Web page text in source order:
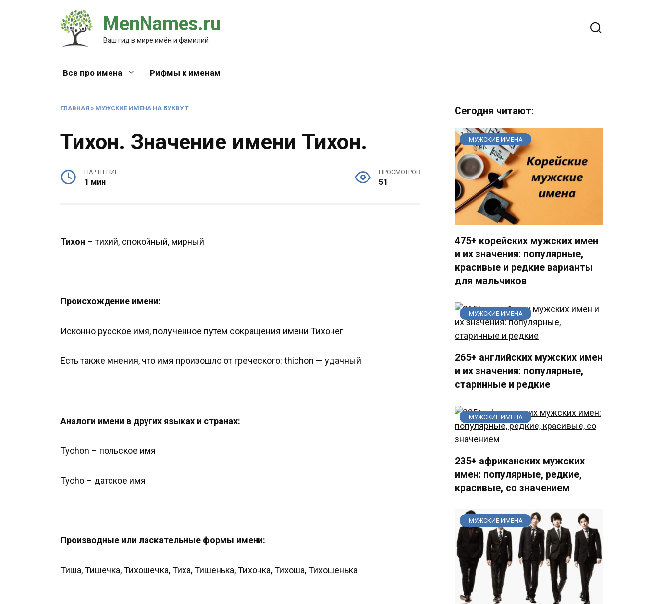
MenNames.ru
Ваш гид в мире имён и фамилий
Все про имена Рифмы к именам
ГЛАВНАЯ » МУЖСКИЕ ИМЕНА НА БУКВУ Т
Тихон. Значение имени Тихон.
НА ЧТЕНИЕ
1 мин
ПРОСМОТРОВ
51
Тихон – тихий, спокойный, мирный
Происхождение имени:
Исконно русское имя, полученное путем сокращения имени Тихонег
Есть также мнения, что имя произошло от греческого: thichon — удачный
Аналоги имени в других языках и странах:
Tychon – польское имя
Tycho – датское имя
Производные или ласкательные формы имени:
Тиша, Тишечка, Тихошечка, Тиха, Тишенька, Тихонка, Тихоша, Тихошенька
Сегодня читают:
МУЖСКИЕ ИМЕНА
475+ корейских мужских имен
и их значения: популярные,
красивые и редкие варианты
для мальчиков
МУЖСКИЕ ИМЕНА
265+ английских мужских имен
и их значения: популярные,
старинные и редкие
МУЖСКИЕ ИМЕНА
235+ африканских мужских
имен: популярные, редкие,
красивые, со значением
МУЖСКИЕ ИМЕНА